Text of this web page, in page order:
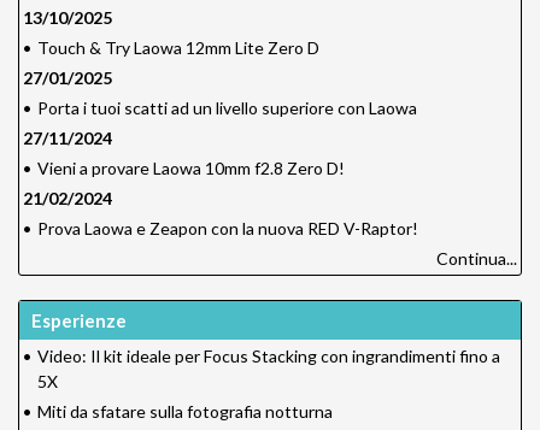
13/10/2025
• Touch & Try Laowa 12mm Lite Zero D
27/01/2025
• Porta i tuoi scatti ad un livello superiore con Laowa
27/11/2024
• Vieni a provare Laowa 10mm f2.8 Zero D!
21/02/2024
• Prova Laowa e Zeapon con la nuova RED V-Raptor!
Continua...
Esperienze
• Video: Il kit ideale per Focus Stacking con ingrandimenti fino a
5X
• Miti da sfatare sulla fotografia notturna